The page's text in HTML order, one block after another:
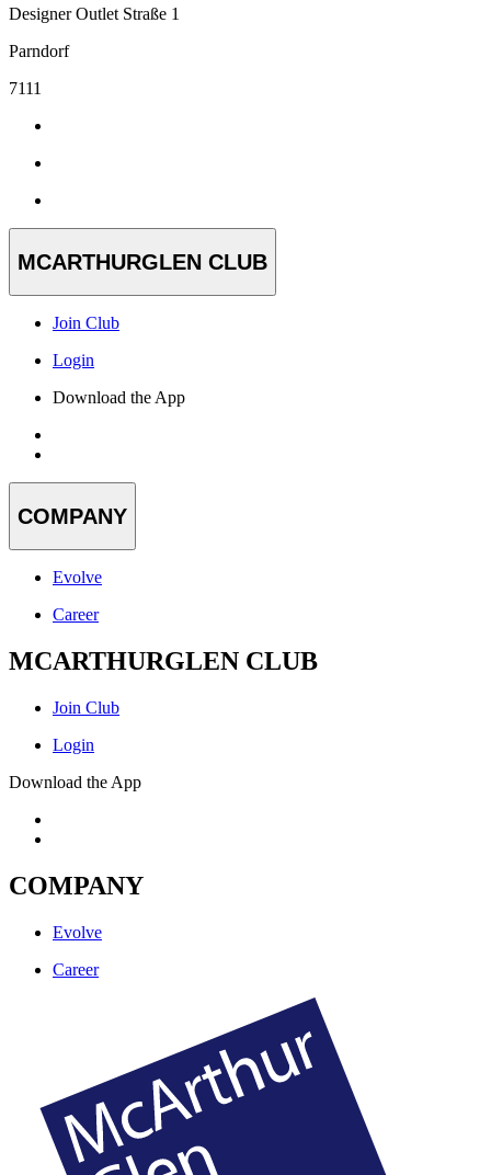
Designer Outlet Straße 1
Parndorf
7111
MCARTHURGLEN CLUB
Join Club
Login
Download the App
COMPANY
Evolve
Career
MCARTHURGLEN CLUB
Join Club
Login
Download the App
COMPANY
Evolve
Career